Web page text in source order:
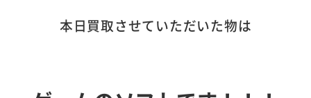
本日買取させていただいた物は